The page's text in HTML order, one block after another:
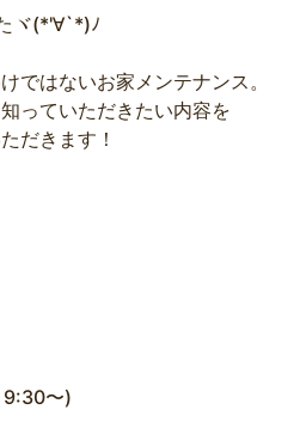
ヾ(*'∀`*)ﾉ
ではないお家メンテナンス。
っていただきたい内容を
だきます！
9:30〜)